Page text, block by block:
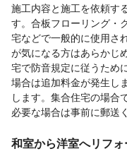
施工内容と施工を依頼す
す。合板フローリング・
宅などで一般的に使用さ
が気になる方はあらかじ
宅で防音規定に従うため
場合は追加料金が発生し
します。集合住宅の場合
必要な場合は事前に郵送
和室から洋室へリフ